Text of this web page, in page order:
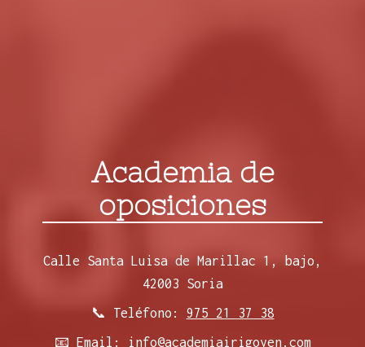
Academia de
oposiciones
Calle Santa Luisa de Marillac 1, bajo,
42003 Soria
📞 Teléfono: 975 21 37 38
📧 Email:
info@academiairigoyen.com